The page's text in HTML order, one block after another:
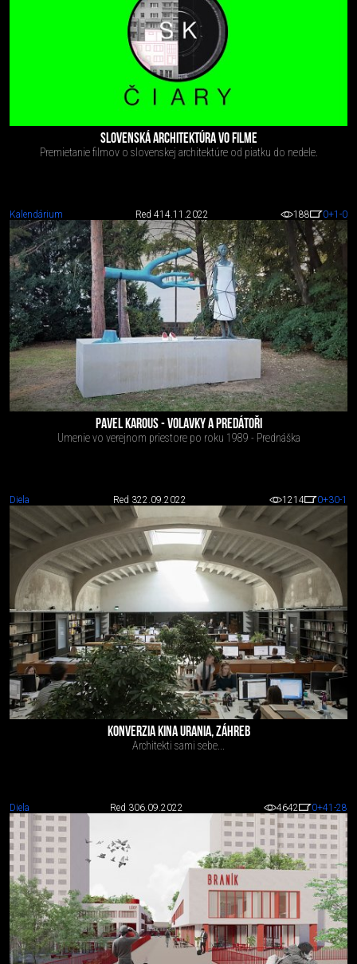
SLOVENSKÁ ARCHITEKTÚRA VO FILME
Premietanie filmov o slovenskej architektúre od piatku do nedele.
Kalendárium Red 414.11.2022 188 0+1 -0
PAVEL KAROUS - VOLAVKY A PREDÁTOŘI
Umenie vo verejnom priestore po roku 1989 - Prednáška
Diela Red 322.09.2022 1214 0+30-1
KONVERZIA KINA URANIA, ZÁHREB
Architekti sami sebe...
Diela Red 306.09.2022 4642 0+41 -28